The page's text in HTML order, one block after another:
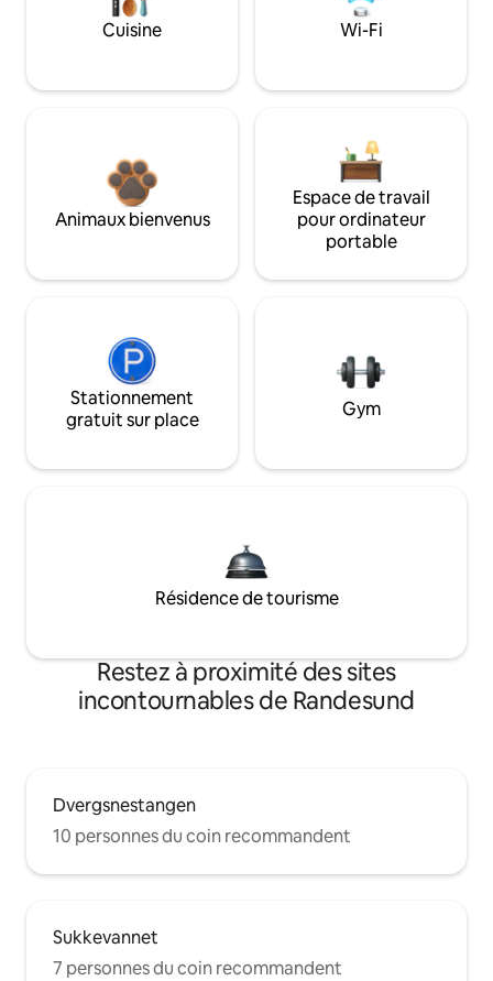
Cuisine Wi-Fi
Animaux bienvenus
Espace de travail
pour ordinateur
portable
Stationnement
gratuit sur place
Gym
Résidence de tourisme
Restez à proximité des sites
incontournables de Randesund
Dvergsnestangen
10 personnes du coin recommandent
Sukkevannet
7 personnes du coin recommandent